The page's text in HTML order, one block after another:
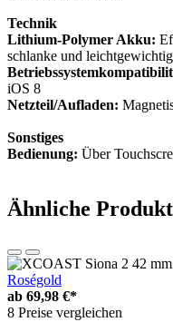
Technik
Lithium-Polymer Akku:
schlanke und
iOS 8
Netzteil/Aufladen:
Sonstiges
Bedienung: Über
Ähnliche
Roségold
ab 69,98 €*
8 Preise vergleichen